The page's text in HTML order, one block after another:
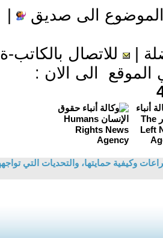
الى صديق
للاتصال بالكاتب-ة
الى الان :